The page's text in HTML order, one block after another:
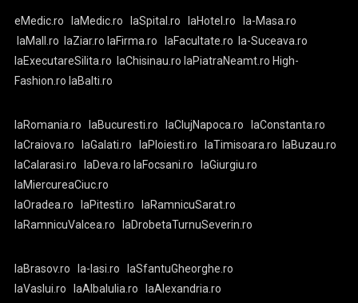
eMedic.ro laMedic.ro laSpital.ro laHotel.ro
la-Masa.ro
laMall.ro
laZiar.ro laFirma.ro laFacultate.ro
la-Suceava.ro
laExecutareSilita.ro
laChisinau.ro laPiatraNeamt.ro High-
Fashion.ro laBalti.ro
laRomania.ro laBucuresti.ro laClujNapoca.ro
laConstanta.ro
laCraiova.ro
laGalati.ro laPloiesti.ro laTimisoara.ro
laBuzau.ro
laCalarasi.ro
laDeva.ro laFocsani.ro
laGiurgiu.ro
laMiercureaCiuc.ro
laOradea.ro
laPitesti.ro
laRamnicuSarat.ro
laRamnicuValcea.ro
laDrobetaTurnuSeverin.ro
laBrasov.ro la-Iasi.ro
laSfantuGheorghe.ro
laVaslui.ro
laAlbaIulia.ro
laAlexandria.ro